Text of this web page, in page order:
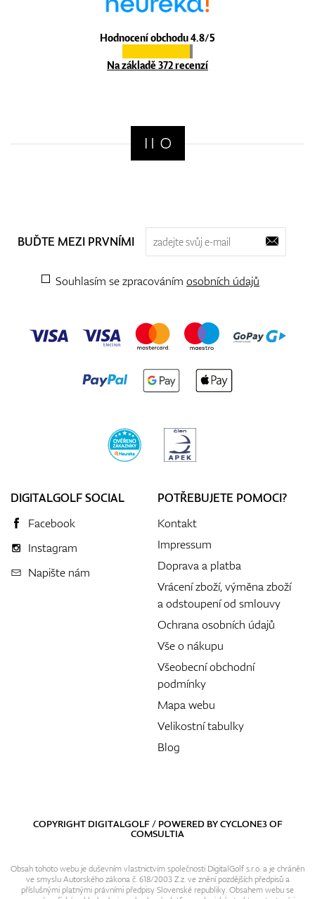
Hodnocení obchodu 4.8/5
Na základě 372 recenzí
BUĎTE MEZI PRVNÍMI
Souhlasím se zpracováním osobních údajů
DIGITALGOLF SOCIAL
Facebook
Instagram
Napište nám
POTŘEBUJETE POMOCI?
Kontakt
Impressum
Doprava a platba
Vrácení zboží, výměna zboží
a odstoupení od smlouvy
Ochrana osobních údajů
Vše o nákupu
Všeobecní obchodní
podmínky
Mapa webu
Velikostní tabulky
Blog
COPYRIGHT DIGITALGOLF / POWERED BYCYCLONE3OF
COMSULTIA
Obsah tohoto webu je duševním vlastnictvím společnosti DigitalGolf s.r.o. a je chráněn
ve smyslu Autorského zákona č. 618/2003 Z.z. ve znění pozdějších předpisů a
příslušnými platnými právními předpisy Slovenské republiky. Obsahem webu se